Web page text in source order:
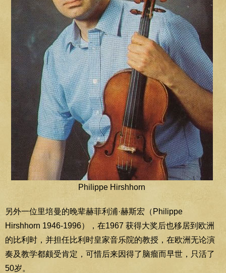
Philippe Hirshhorn
另外一位里培曼的晚辈赫菲利浦·赫斯宏（Philippe
Hirshhorn 1946-1996），在1967 获得大奖后也移居到欧洲
的比利时，并担任比利时皇家音乐院的教授，在欧洲无论演
奏及教学都颇受肯定，可惜后来因得了脑瘤而早世，只活了
50岁。